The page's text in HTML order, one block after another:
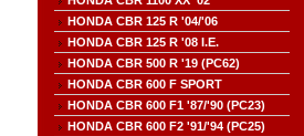
HONDA CBR 125 R '04/'06
HONDA CBR 125 R '08 I.E.
HONDA CBR 500 R '19 (PC62)
HONDA CBR 600 F SPORT
HONDA CBR 600 F1 '87/'90 (PC23)
HONDA CBR 600 F2 '91/'94 (PC25)